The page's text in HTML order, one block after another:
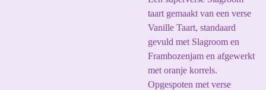
taart gemaakt van een verse
Vanille Taart, standaard
gevuld met Slagroom en
Frambozenjam en afgewerkt
met oranje korrels.
Opgespoten met verse